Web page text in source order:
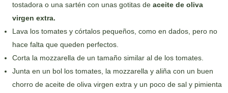
tostadora o una sartén con unas gotitas de aceite de oliva
virgen extra.
Lava los tomates y córtalos pequeños, como en dados, pero no
hace falta que queden perfectos.
Corta la mozzarella de un tamaño similar al de los tomates.
Junta en un bol los tomates, la mozzarella y aliña con un buen
chorro de aceite de oliva virgen extra y un poco de sal y pimienta